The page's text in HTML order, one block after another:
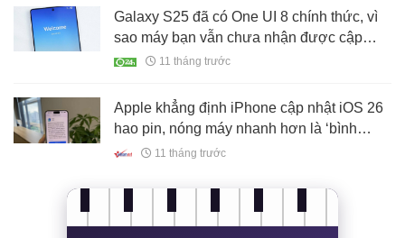
Galaxy S25 đã có One UI 8 chính thức, vì
sao máy bạn vẫn chưa nhận được cập
nhật?
11 tháng trước
Apple khẳng định iPhone cập nhật iOS 26
hao pin, nóng máy nhanh hơn là ‘bình
thường’11 tháng trước